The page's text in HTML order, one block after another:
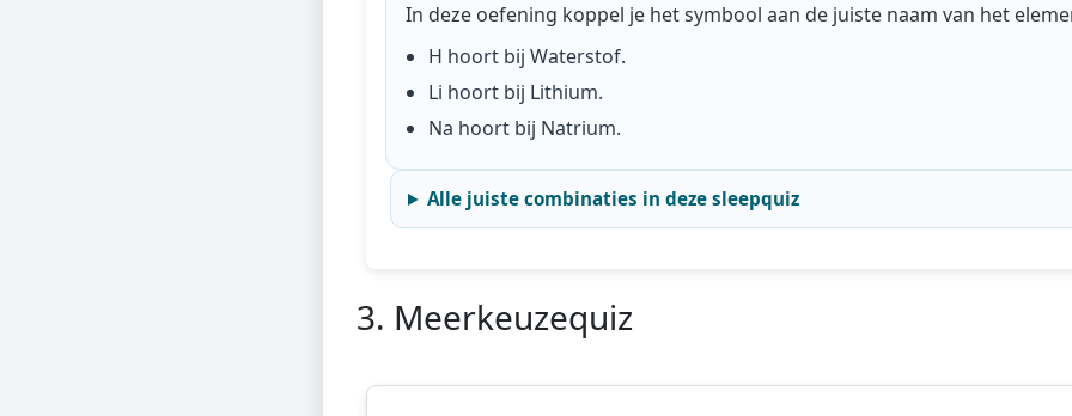
In deze oefening koppel je het symbool aan de juiste naam van het
H hoort bijWaterstof.
Li hoort bij Lithium.
Na hoort bij Natrium.
Alle juiste combinaties in deze sleepquiz
3. Meerkeuzequiz